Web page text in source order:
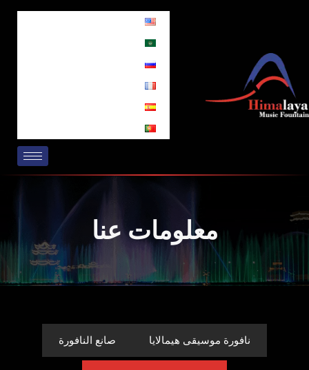
معلومات عنا
نافورة موسيقى هيمالايا صانع النافورة